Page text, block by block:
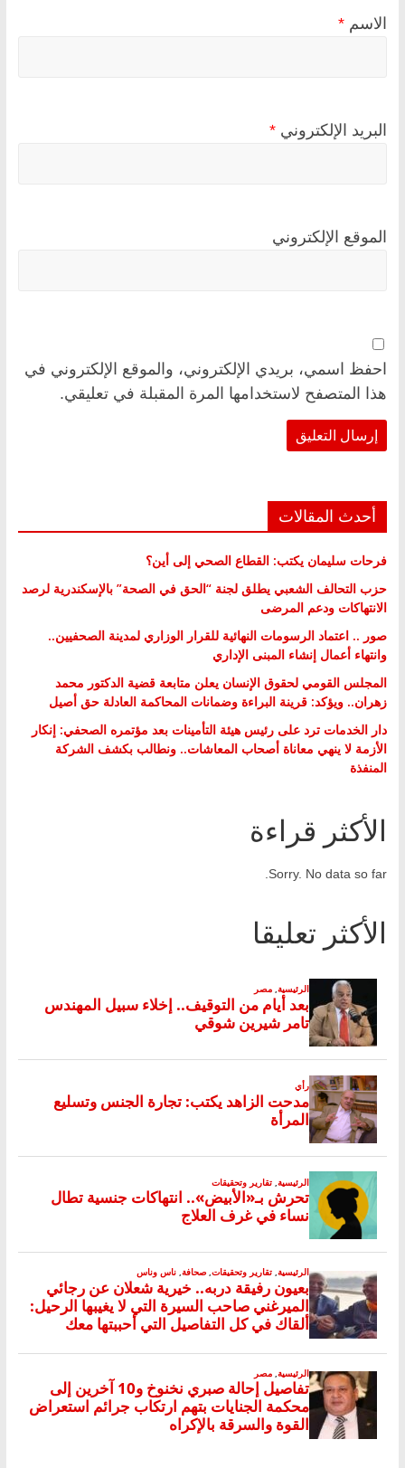
الاسم *
البريد الإلكتروني *
الموقع الإلكتروني
احفظ اسمي، بريدي الإلكتروني، والموقع الإلكتروني في
هذا المتصفح لاستخدامها المرة المقبلة في تعليقي.
أحدث المقالات
فرحات سليمان يكتب: القطاع الصحي إلى أين؟
حزب التحالف الشعبي يطلق لجنة “الحق في الصحة” بالإسكندرية لرصد
الانتهاكات ودعم المرضى
صور .. اعتماد الرسومات النهائية للقرار الوزاري لمدينة الصحفيين..
وانتهاء أعمال إنشاء المبنى الإداري
المجلس القومي لحقوق الإنسان يعلن متابعة قضية الدكتور محمد
زهران.. ويؤكد: قرينة البراءة وضمانات المحاكمة العادلة حق أصيل
دار الخدمات ترد على رئيس هيئة التأمينات بعد مؤتمره الصحفي: إنكار
الأزمة لا ينهي معاناة أصحاب المعاشات.. ونطالب بكشف الشركة
المنفذة
الأكثر قراءة
Sorry. No data so far.
الأكثر تعليقا